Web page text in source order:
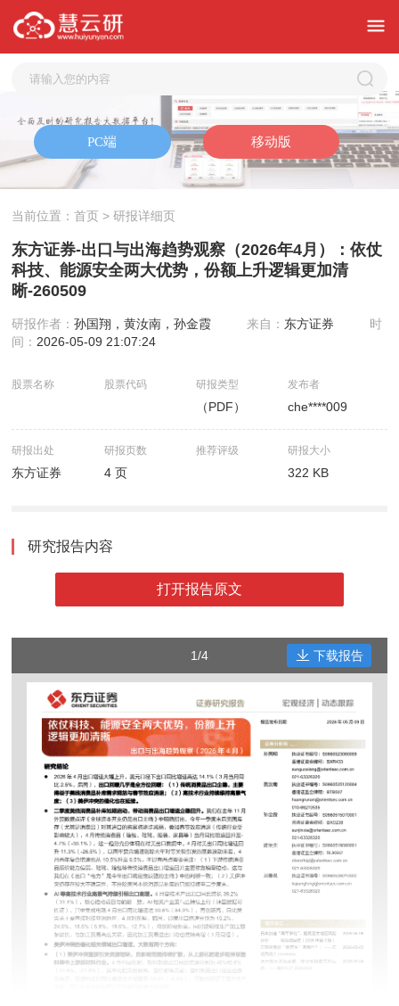
当前位置：首页 > 研报详细页
东方证券-出口与出海趋势观察（2026年4月）：依仗
科技、能源安全两大优势，份额上升逻辑更加清
晰-260509
研报作者：孙国翔，黄汝南，孙金霞 来自： 东方证券
时
间： 2026-05-09 21:07:24
股票名称 股票代码 研报类型
（PDF）
发布者
che****009
研报出处
东方证券
研报页数
4 页
推荐评级 研报大小
322 KB
研究报告内容
打开报告原文
1/4 下载报告